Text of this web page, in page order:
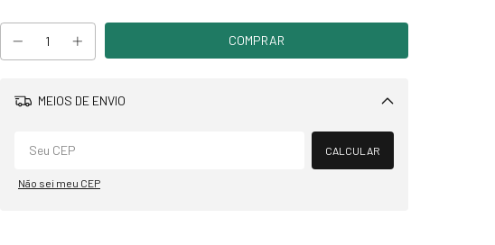
MEIOS DE ENVIO
Alterar CEP
CALCULAR
Não sei meu CEP